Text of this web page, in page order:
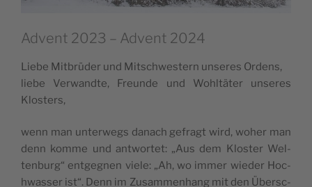
Advent 2023 – Advent 2024
Lie­be Mit­brüder und Mit­sc­hwe­s­tern unse­res Ordens,
lie­be Verwand­te, Fre­un­de und Wohl­täter unse­res
Klosters,
wenn man unte­rwegs danach gefragt wird, woher man
denn kom­me und antwor­tet: „Aus dem Klo­s­ter Wel­
ten­burg“ ent­ge­g­nen vie­le: „Ah, wo immer wie­der Hoc­
hwas­ser ist“. Denn im Zusam­men­hang mit den Über­sc­